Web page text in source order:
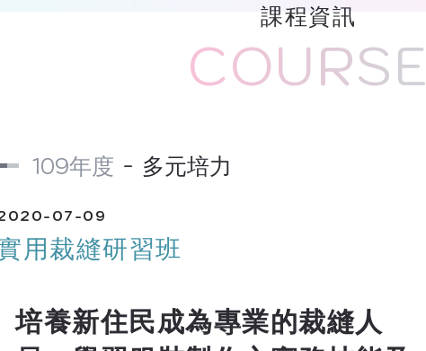
課程資訊
COURSE
109年度 多元培力
07-09
用裁縫研習班
培養新住民成為專業的裁縫人